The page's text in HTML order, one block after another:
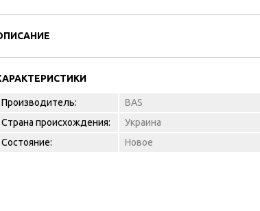
Производитель:
BAS
Страна происхождения:
Украина
Состояние:
Новое